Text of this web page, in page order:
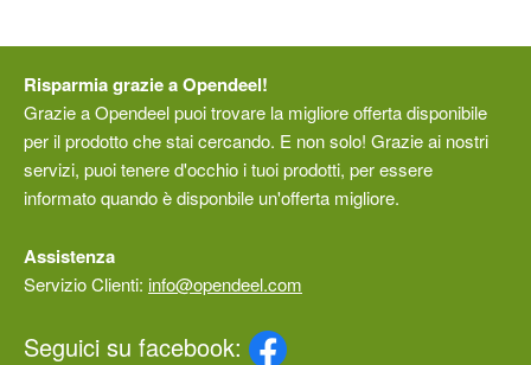
Risparmia grazie a Opendeel!
Grazie a Opendeel puoi trovare la migliore offerta disponibile
per il prodotto che stai cercando. E non solo! Grazie ai nostri
servizi, puoi tenere d'occhio i tuoi prodotti, per essere
informato quando è disponbile un'offerta migliore.
Assistenza
Servizio Clienti: info@opendeel.com
Seguici su facebook: